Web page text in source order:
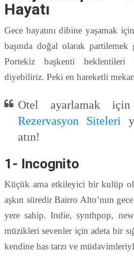
Hayatı
Gece hayatını dibine yaşamak
başında doğal olarak
Portekiz başkenti beklentileri
diyebiliriz. Peki en hareketli
Otel ayarlamak
Rezervasyon Siteleri
atın!
1- Incognito
Küçük ama etkileyici bir kulüp
aşkın süredir Bairro Alto’nun
yere sahip. Indie, synthpop,
müzikleri sevenler için adeta bir
kendine has tarzı ve